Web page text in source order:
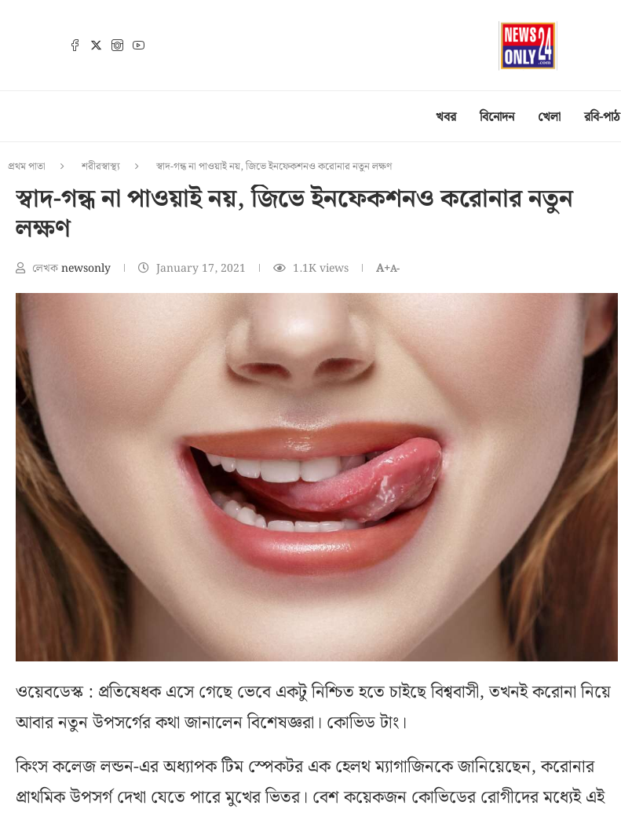
খবর বিনোদন খেলা রবি-পাঠ
প্রথম পাতা শরীরস্বাস্থ্য স্বাদ-গন্ধ না পাওয়াই নয়, জিভে ইনফেকশনও করোনার নতুন লক্ষণ
স্বাদ-গন্ধ না পাওয়াই নয়, জিভে ইনফেকশনও করোনার নতুন
লক্ষণ
লেখকnewsonly January 17, 2021 1.1Kviews A+A-
ওয়েবডেস্ক : প্রতিষেধক এসে গেছে ভেবে একটু নিশ্চিত হতে চাইছে বিশ্ববাসী, তখনই করোনা নিয়ে
আবার নতুন উপসর্গের কথা জানালেন বিশেষজ্ঞরা। কোভিড টাং।
কিংস কলেজ লন্ডন-এর অধ্যাপক টিম স্পেকটর এক হেলথ ম্যাগাজিনকে জানিয়েছেন, করোনার
প্রাথমিক উপসর্গ দেখা যেতে পারে মুখের ভিতর। বেশ কয়েকজন কোভিডের রোগীদের মধ্যেই এই